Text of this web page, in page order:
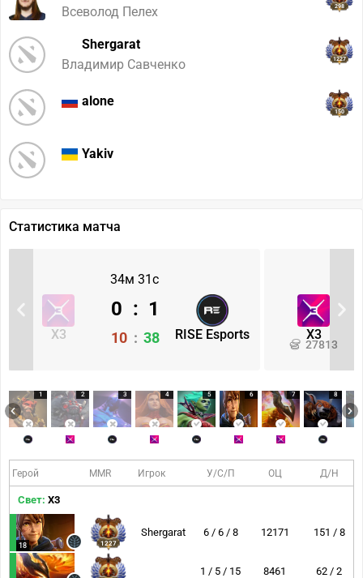
Всеволод Пелех
298
Shergarat
Владимир Савченко
1227
alone
150
Yakiv
Статистика матча
34м 31с
X3 RISE Esports
0 : 1
10 : 38 X3
27813
1 2 3 4 5 6 7 8
Герой MMR Игрок У/С/П ОЦ Д/Н
Свет: X3
18 1227
Shergarat 6 / 6 / 8 12171 151 / 8
1 / 5 / 15 8461 62 / 2